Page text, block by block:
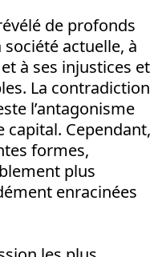
de profonds
actuelle, à
à ses injustices et
La contradiction
l’antagonisme
capital. Cependant,
formes,
plus
enracinées